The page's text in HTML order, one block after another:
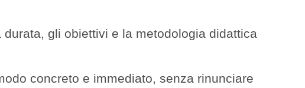
durata, gli obiettivi e la metodologia didattica
concreto e immediato, senza rinunciare